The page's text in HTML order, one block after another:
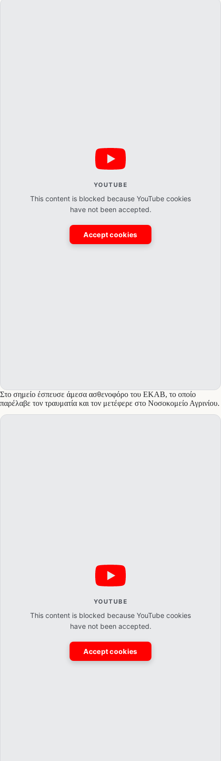
YOUTUBE
This content is blocked because YouTube cookies
have not been accepted.
Accept cookies
Στο σημείο έσπευσε άμεσα ασθενοφόρο του ΕΚΑΒ, το οποίο
παρέλαβε τον τραυματία και τον μετέφερε στο Νοσοκομείο Αγρινίου.
YOUTUBE
This content is blocked because YouTube cookies
have not been accepted.
Accept cookies